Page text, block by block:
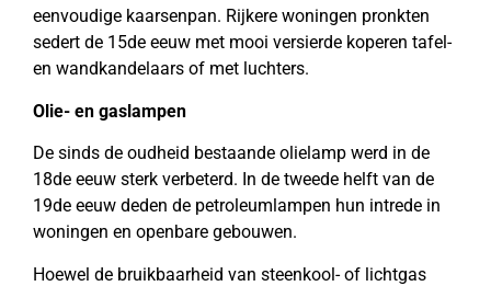
eenvoudige kaarsenpan. Rijkere woningen pronkten
sedert de 15de eeuw met mooi versierde koperen tafel-
en wandkandelaars of met luchters.
Olie- en gaslampen
De sinds de oudheid bestaande olielamp werd in de
18de eeuw sterk verbeterd. In de tweede helft van de
19de eeuw deden de petroleumlampen hun intrede in
woningen en openbare gebouwen.
Hoewel de bruikbaarheid van steenkool- of lichtgas